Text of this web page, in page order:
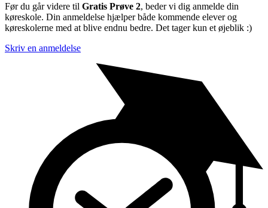
Før du går videre til Gratis Prøve 2, beder vi dig anmelde din
køreskole. Din anmeldelse hjælper både kommende elever og
køreskolerne med at blive endnu bedre. Det tager kun et øjeblik :)
Skriv en anmeldelse